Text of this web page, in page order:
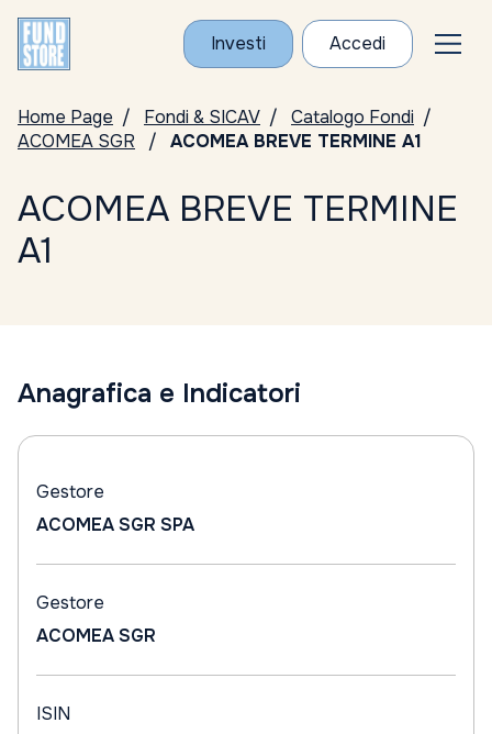
Investi Accedi
Home Page Fondi & SICAV
Catalogo Fondi
ACOMEA SGR
ACOMEA BREVE TERMINE A1
ACOMEA BREVE TERMINE
A1
Anagrafica e Indicatori
Gestore
ACOMEA SGR SPA
Gestore
ACOMEA SGR
ISIN